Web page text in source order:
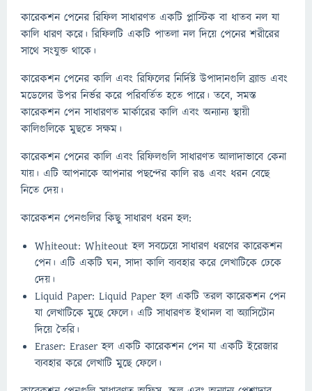
কারেকশন পেনের রিফিল সাধারণত একটি প্লাস্টিক বা ধাতব নল যা
কালি ধারণ করে। রিফিলটি একটি পাতলা নল দিয়ে পেনের শরীরের
সাথে সংযুক্ত থাকে।
কারেকশন পেনের কালি এবং রিফিলের নির্দিষ্ট উপাদানগুলি ব্র্যান্ড এবং
মডেলের উপর নির্ভর করে পরিবর্তিত হতে পারে। তবে, সমস্ত
কারেকশন পেন সাধারণত মার্কারের কালি এবং অন্যান্য স্থায়ী
কালিগুলিকে মুছতে সক্ষম।
কারেকশন পেনের কালি এবং রিফিলগুলি সাধারণত আলাদাভাবে কেনা
যায়। এটি আপনাকে আপনার পছন্দের কালি রঙ এবং ধরন বেছে
নিতে দেয়।
কারেকশন পেনগুলির কিছু সাধারণ ধরন হল:
Whiteout: Whiteout হল সবচেয়ে সাধারণ ধরণের কারেকশন
পেন। এটি একটি ঘন, সাদা কালি ব্যবহার করে লেখাটিকে ঢেকে
দেয়।
Liquid Paper: Liquid Paper হল একটি তরল কারেকশন পেন
যা লেখাটিকে মুছে ফেলে। এটি সাধারণত ইথানল বা অ্যাসিটোন
দিয়ে তৈরি।
Eraser: Eraser হল একটি কারেকশন পেন যা একটি ইরেজার
ব্যবহার করে লেখাটি মুছে ফেলে।